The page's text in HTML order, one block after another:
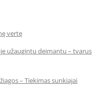
vertę
užaugintu deimantu – tvarus
– Tiekimas sunkiajai